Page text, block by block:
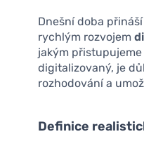
Dnešní doba
rychlým rozvojem
jakým
digitalizovaný, je
rozhodování a
Definice